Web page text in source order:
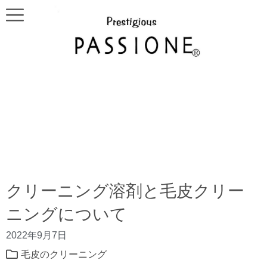
クリーニング溶剤と毛皮クリー
ニングについて
2022年9月7日
毛皮のクリーニング